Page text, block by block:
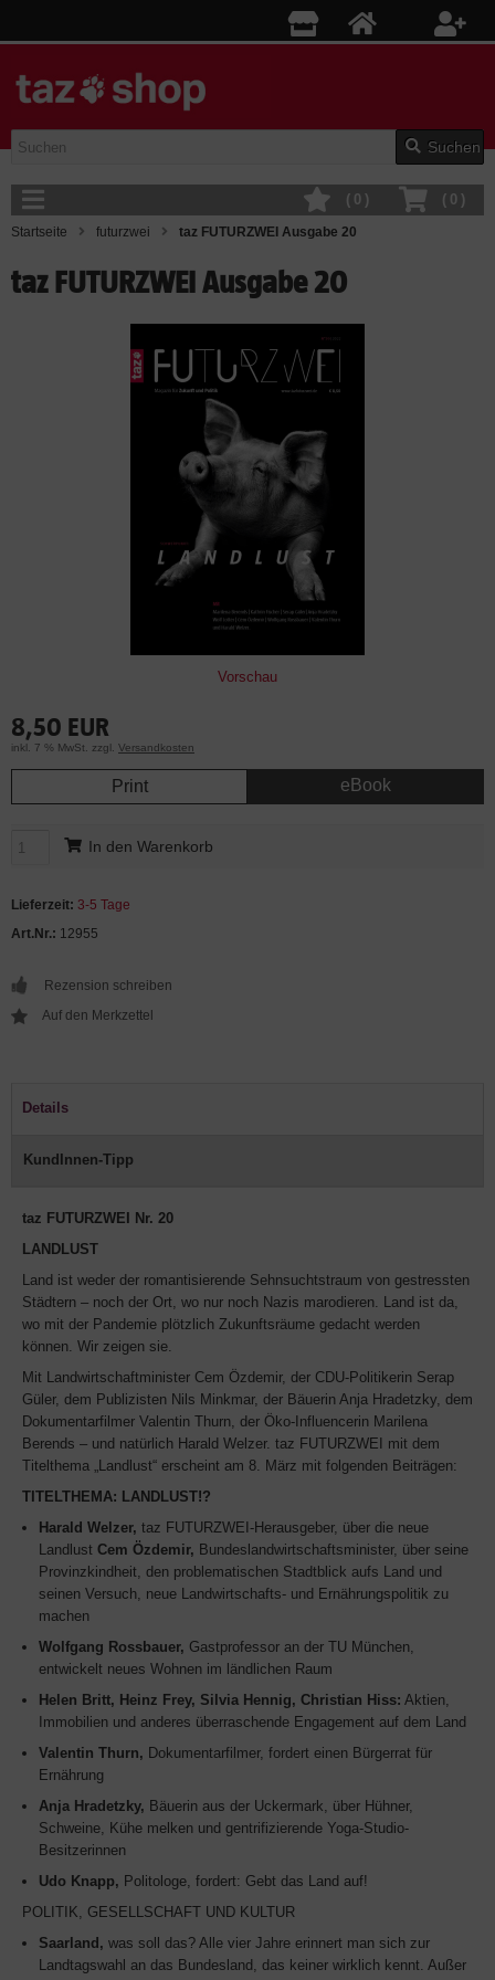
Suchen
( 0 )
( 0 )
Startseite futurzwei taz FUTURZWEI Ausgabe 20
taz FUTURZWEI Ausgabe 20
Vorschau
8,50 EUR
inkl. 7 % MwSt. zzgl. Versandkosten
Print eBook
In den Warenkorb
Lieferzeit: 3-5 Tage
Art.Nr.: 12955
Rezension schreiben
Details
KundInnen-Tipp
taz FUTURZWEI Nr. 20
LANDLUST
Land ist weder der romantisierende Sehnsuchtstraum von gestressten
Städtern – noch der Ort, wo nur noch Nazis marodieren. Land ist da,
wo mit der Pandemie plötzlich Zukunftsräume gedacht werden
können. Wir zeigen sie.
Mit Landwirtschaftminister Cem Özdemir, der CDU-Politikerin Serap
Güler, dem Publizisten Nils Minkmar, der Bäuerin Anja Hradetzky, dem
Dokumentarfilmer Valentin Thurn, der Öko-Influencerin Marilena
Berends – und natürlich Harald Welzer. taz FUTURZWEI mit dem
Titelthema „Landlust“ erscheint am 8. März mit folgenden Beiträgen:
TITELTHEMA: LANDLUST!?
Harald Welzer, taz FUTURZWEI-Herausgeber, über die neue
Landlust Cem Özdemir, Bundeslandwirtschaftsminister, über seine
Provinzkindheit, den problematischen Stadtblick aufs Land und
seinen Versuch, neue Landwirtschafts- und Ernährungspolitik zu
machen
Wolfgang Rossbauer, Gastprofessor an der TU München,
entwickelt neues Wohnen im ländlichen Raum
Helen Britt, Heinz Frey, Silvia Hennig, Christian Hiss: Aktien,
Immobilien und anderes überraschende Engagement auf dem Land
Valentin Thurn, Dokumentarfilmer, fordert einen Bürgerrat für
Ernährung
Anja Hradetzky, Bäuerin aus der Uckermark, über Hühner,
Schweine, Kühe melken und gentrifizierende Yoga-Studio-
Besitzerinnen
Udo Knapp, Politologe, fordert: Gebt das Land auf!
POLITIK, GESELLSCHAFT UND KULTUR
Saarland, was soll das? Alle vier Jahre erinnert man sich zur
Landtagswahl an das Bundesland, das keiner wirklich kennt. Außer